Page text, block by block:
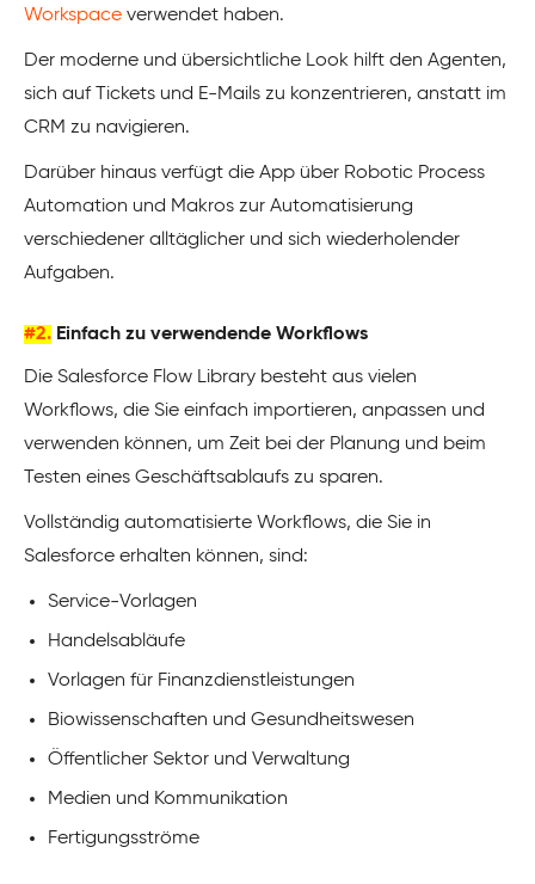
Workspace verwendet haben.
Der moderne und übersichtliche Look hilft den Agenten,
sich auf Tickets und E-Mails zu konzentrieren, anstatt im
CRM zu navigieren.
Darüber hinaus verfügt die App über Robotic Process
Automation und Makros zur Automatisierung
verschiedener alltäglicher und sich wiederholender
Aufgaben.
#2. Einfach zu verwendende Workflows
Die Salesforce Flow Library besteht aus vielen
Workflows, die Sie einfach importieren, anpassen und
verwenden können, um Zeit bei der Planung und beim
Testen eines Geschäftsablaufs zu sparen.
Vollständig automatisierte Workflows, die Sie in
Salesforce erhalten können, sind:
Service-Vorlagen
Handelsabläufe
Vorlagen für Finanzdienstleistungen
Biowissenschaften und Gesundheitswesen
Öffentlicher Sektor und Verwaltung
Medien und Kommunikation
Fertigungsströme